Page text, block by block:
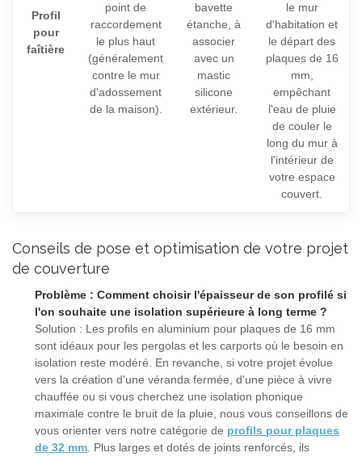
Profil
pour
faîtière
point de
raccordement
le plus haut
(généralement
contre le mur
d'adossement
de la maison).
bavette
étanche, à
associer
avec un
mastic
silicone
extérieur.
le mur
d'habitation et
le départ des
plaques de 16
mm,
empêchant
l'eau de pluie
de couler le
long du mur à
l'intérieur de
votre espace
couvert.
Conseils de pose et optimisation de votre projet
de couverture
Problème : Comment choisir l'épaisseur de son profilé si
l'on souhaite une isolation supérieure à long terme ?
Solution : Les profils en aluminium pour plaques de 16 mm
sont idéaux pour les pergolas et les carports où le besoin en
isolation reste modéré. En revanche, si votre projet évolue
vers la création d'une véranda fermée, d'une pièce à vivre
chauffée ou si vous cherchez une isolation phonique
maximale contre le bruit de la pluie, nous vous conseillons de
vous orienter vers notre catégorie de profils pour plaques
de 32 mm. Plus larges et dotés de joints renforcés, ils